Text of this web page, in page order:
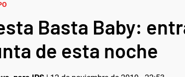
Basta Baby:
de esta noche